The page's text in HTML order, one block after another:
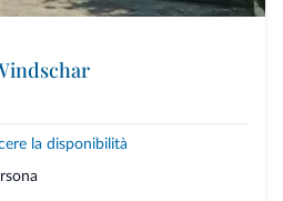
la disponibilità